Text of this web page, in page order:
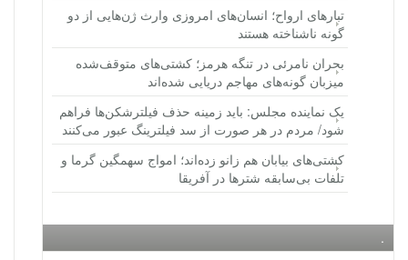
تبارهای ارواح؛ انسان‌های امروزی وارث ژن‌هایی از دو
گونه ناشناخته هستند
بحران نامرئی در تنگه هرمز؛ کشتی‌های متوقف‌شده
میزبان گونه‌های مهاجم دریایی شده‌اند
یک نماینده مجلس: باید زمینه حذف فیلترشکن‌ها فراهم
شود/ مردم در هر صورت از سد فیلترینگ عبور می‌کنند
کشتی‌های بیابان هم زانو زده‌اند؛ امواج سهمگین گرما و
تلفات بی‌سابقه شترها در آفریقا
.